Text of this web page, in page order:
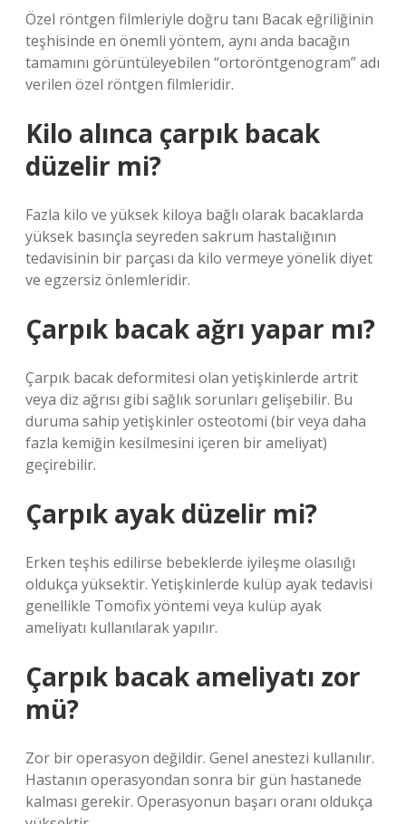
Özel röntgen filmleriyle doğru tanı Bacak eğriliğinin
teşhisinde en önemli yöntem, aynı anda bacağın
tamamını görüntüleyebilen “ortoröntgenogram” adı
verilen özel röntgen filmleridir.
Kilo alınca çarpık bacak
düzelir mi?
Fazla kilo ve yüksek kiloya bağlı olarak bacaklarda
yüksek basınçla seyreden sakrum hastalığının
tedavisinin bir parçası da kilo vermeye yönelik diyet
ve egzersiz önlemleridir.
Çarpık bacak ağrı yapar mı?
Çarpık bacak deformitesi olan yetişkinlerde artrit
veya diz ağrısı gibi sağlık sorunları gelişebilir. Bu
duruma sahip yetişkinler osteotomi (bir veya daha
fazla kemiğin kesilmesini içeren bir ameliyat)
geçirebilir.
Çarpık ayak düzelir mi?
Erken teşhis edilirse bebeklerde iyileşme olasılığı
oldukça yüksektir. Yetişkinlerde kulüp ayak tedavisi
genellikle Tomofix yöntemi veya kulüp ayak
ameliyatı kullanılarak yapılır.
Çarpık bacak ameliyatı zor
mü?
Zor bir operasyon değildir. Genel anestezi kullanılır.
Hastanın operasyondan sonra bir gün hastanede
kalması gerekir. Operasyonun başarı oranı oldukça